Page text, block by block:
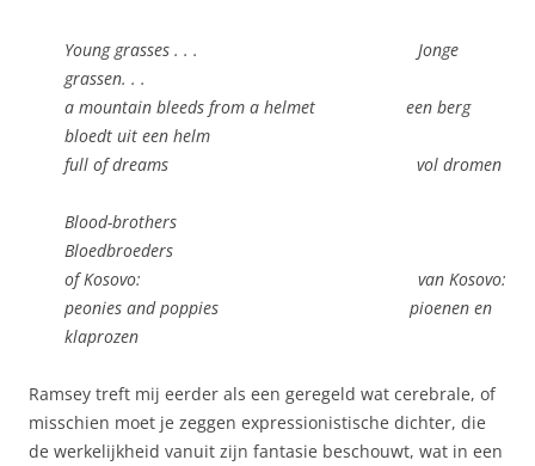
Young grasses . . . Jonge
grassen. . .
a mountain bleeds from a helmet een berg
bloedt uit een helm
full of dreams vol dromen
Blood-brothers
Bloedbroeders
of Kosovo: van Kosovo:
peonies and poppies pioenen en
klaprozen
Ramsey treft mij eerder als een geregeld wat cerebrale, of
misschien moet je zeggen expressionistische dichter, die
de werkelijkheid vanuit zijn fantasie beschouwt, wat in een